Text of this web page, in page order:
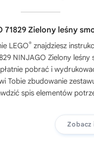
71829 Zielony leśny
LEGO® znajdziesz
NINJAGO Zielony leśny
pobrać i
Tobie zbudowanie
spis elementów